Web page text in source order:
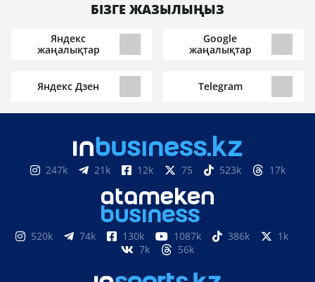
БІЗГЕ ЖАЗЫЛЫҢЫЗ
Яндекс
жаңалықтар
Google
жаңалықтар
Яндекс Дзен Telegram
247k 21k 12k 75 523k 17k
520k 74k 130k 1087k 386k
1k
7k
56k